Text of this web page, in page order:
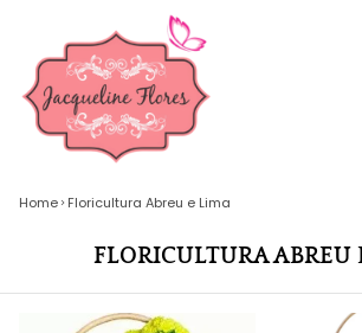
Home Floricultura Abreu e Lima
FLORICULTURA ABREU